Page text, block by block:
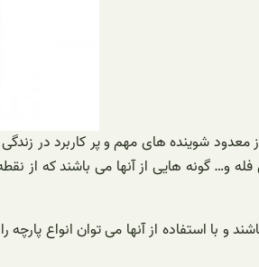
معدود شوینده های مهم و پر کاربرد در
و… گونه هایی از آنها می باشند که از
و با استفاده از آنها می توان انواع